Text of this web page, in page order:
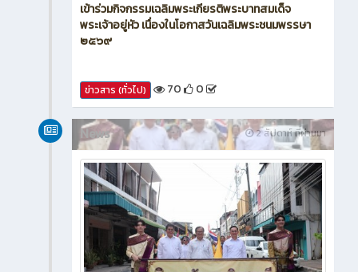
เข้าร่วมกิจกรรมเฉลิมพระเกียรติพระบาทสมเด็จ
พระเจ้าอยู่หัว เนื่องในโอกาสวันเฉลิมพระชนมพรรษา
๒๕๖๙
ข่าวสาร (ทั่วไป) 70 0
2 สัปดาห์ ที่ผ่านมา
News